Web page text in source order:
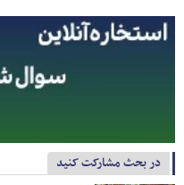
در بحث مشارکت کنید